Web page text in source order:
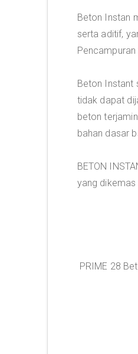
Beton Instan
serta aditif,
Beton Instant
tidak dapat
beton
bahan dasar
BETON
yang
PRIME 28